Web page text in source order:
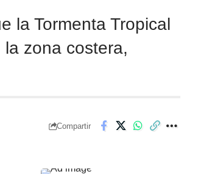
la Tormenta Tropical
zona costera,
Compartir